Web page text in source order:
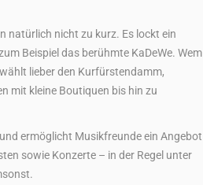
natürlich nicht zu kurz. Es lockt ein
Beispiel das berühmte KaDeWe. Wem
lieber den Kurfürstendamm,
mit kleine Boutiquen bis hin zu
ermöglicht Musikfreunde ein Angebot
sowie Konzerte – in der Regel unter